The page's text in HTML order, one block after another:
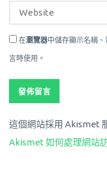
在瀏覽器中儲存顯示名稱
言時使用。
這個網站採用 Akismet
Akismet 如何處理網站